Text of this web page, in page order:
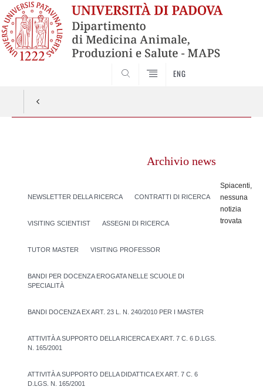
ENG
Archivio news
NEWSLETTER DELLA RICERCA CONTRATTI DI RICERCA
VISITING SCIENTIST ASSEGNI DI RICERCA
TUTOR MASTER VISITING PROFESSOR
BANDI PER DOCENZA EROGATA NELLE SCUOLE DI
SPECIALITÀ
BANDI DOCENZA EX ART. 23 L. N. 240/2010 PER I MASTER
ATTIVITÀ A SUPPORTO DELLA RICERCA EX ART. 7 C. 6 D.LGS.
N. 165/2001
ATTIVITÀ A SUPPORTO DELLA DIDATTICA EX ART. 7 C. 6
D.LGS. N. 165/2001
Spiacenti,
nessuna
notizia
trovata